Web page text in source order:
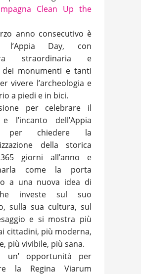
Clean Up the
anno consecutivo è
l’Appia Day, con
straordinaria e
monumenti e tanti
vivere l’archeologia e
a piedi e in bici.
per celebrare il
l’incanto dell’Appia
per chiedere la
della storica
giorni all’anno e
come la porta
a una nuova idea di
investe sul suo
sulla sua cultura, sul
e si mostra più
cittadini, più moderna,
più vivibile, più sana.
un’ opportunità per
la Regina Viarum